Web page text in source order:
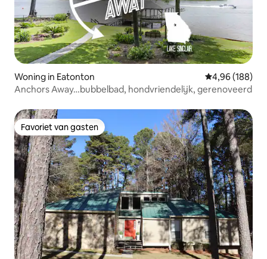
Woning in Eatonton Gemiddelde
4,96 (188)
Anchors Away…bubbelbad, hondvriendelijk, gerenoveerd
Favoriet van gasten
Favoriet van gasten